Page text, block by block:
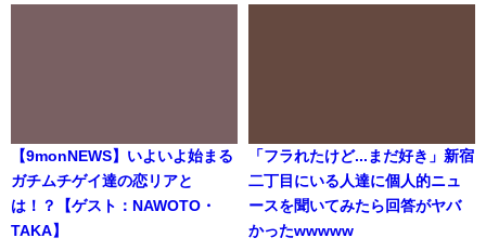
【9monNEWS】いよいよ始まる
ガチムチゲイ達の恋リアと
は！？【ゲスト：NAWOTO・
TAKA】
「フラれたけど...まだ好き」新宿
二丁目にいる人達に個人的ニュ
ースを聞いてみたら回答がヤバ
かったwwwww